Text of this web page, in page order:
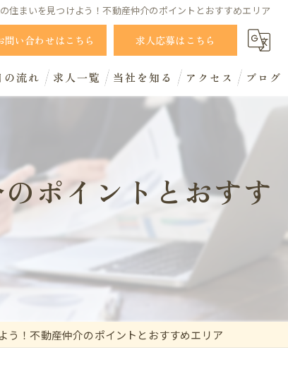
住まいを見つけよう！不動産仲介のポイントとおすすめエリア
問い合わせはこちら 求人応募はこちら
の流れ 求人一覧 当社を知る
新卒
事務職
完全週休2日制
働きやすさ
アクセス ブログ
コラム
ポイントとおすす
う！不動産仲介のポイントとおすすめエリア